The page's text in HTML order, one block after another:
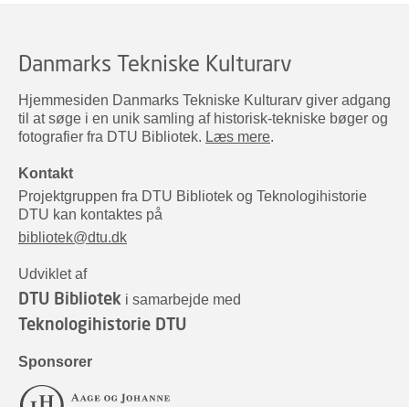
Danmarks Tekniske Kulturarv
Hjemmesiden Danmarks Tekniske Kulturarv giver adgang
til at søge i en unik samling af historisk-tekniske bøger og
fotografier fra DTU Bibliotek. Læs mere.
Kontakt
Projektgruppen fra DTU Bibliotek og Teknologihistorie
DTU kan kontaktes på
bibliotek@dtu.dk
Udviklet af
DTU Bibliotek i samarbejde med
Teknologihistorie DTU
Sponsorer